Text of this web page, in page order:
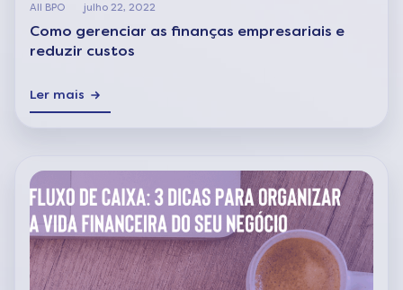
All BPO julho 22, 2022
Como gerenciar as finanças empresariais e
reduzir custos
Ler mais